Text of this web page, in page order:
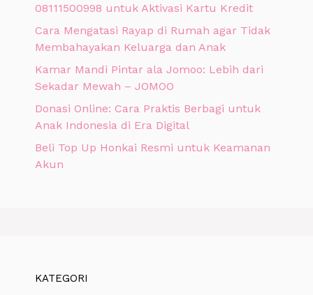
08111500998 untuk Aktivasi Kartu Kredit
Cara Mengatasi Rayap di Rumah agar Tidak
Membahayakan Keluarga dan Anak
Kamar Mandi Pintar ala Jomoo: Lebih dari
Sekadar Mewah – JOMOO
Donasi Online: Cara Praktis Berbagi untuk
Anak Indonesia di Era Digital
Beli Top Up Honkai Resmi untuk Keamanan
Akun
KATEGORI